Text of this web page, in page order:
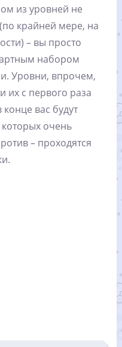
из уровней не
крайней мере, на
– вы просто
набором
Уровни, впрочем,
их с первого раза
вас будут
очень
– проходятся